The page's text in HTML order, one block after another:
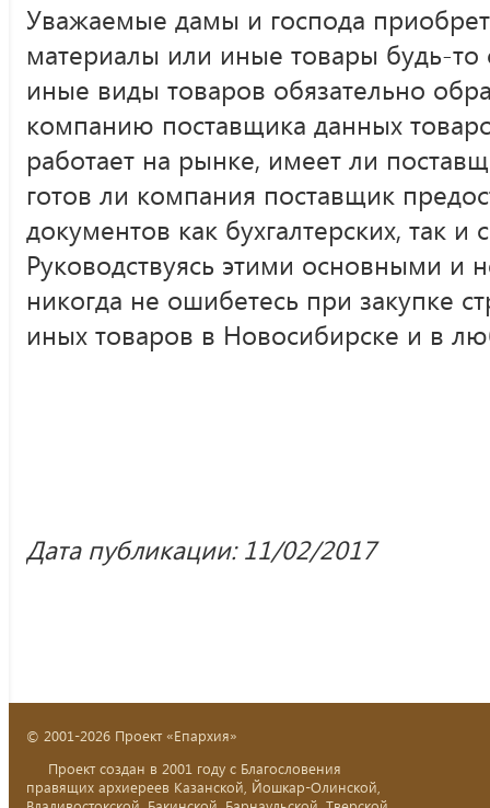
Уважаемые дамы и господа
материалы или иные товары будь-
иные виды товаров обязательно
компанию поставщика данных
работает на рынке, имеет ли
готов ли компания поставщик
документов как бухгалтерских, так
Руководствуясь этими основными
никогда не ошибетесь при закупке
иных товаров в Новосибирске и в
Дата публикации: 11/02/2017
© 2001-2026 Проект «Епархия»
Проект создан в 2001 году с Благословения
правящих архиереев Казанской, Йошкар-Олинской,